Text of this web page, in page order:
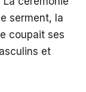
serment, la
coupait ses
et